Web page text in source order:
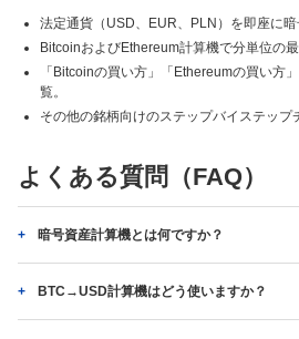
法定通貨（USD、EUR、PLN）を即座に暗
BitcoinおよびEthereum計算機で分単位の最
「Bitcoinの買い方」「Ethereumの買い方
覧。
その他の銘柄向けのステップバイステップ
よくある質問（FAQ）
暗号資産計算機とは何ですか？
BTC→USD計算機はどう使いますか？